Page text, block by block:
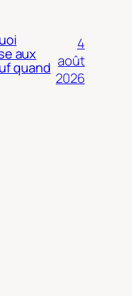
aux
quand
4
août
2026